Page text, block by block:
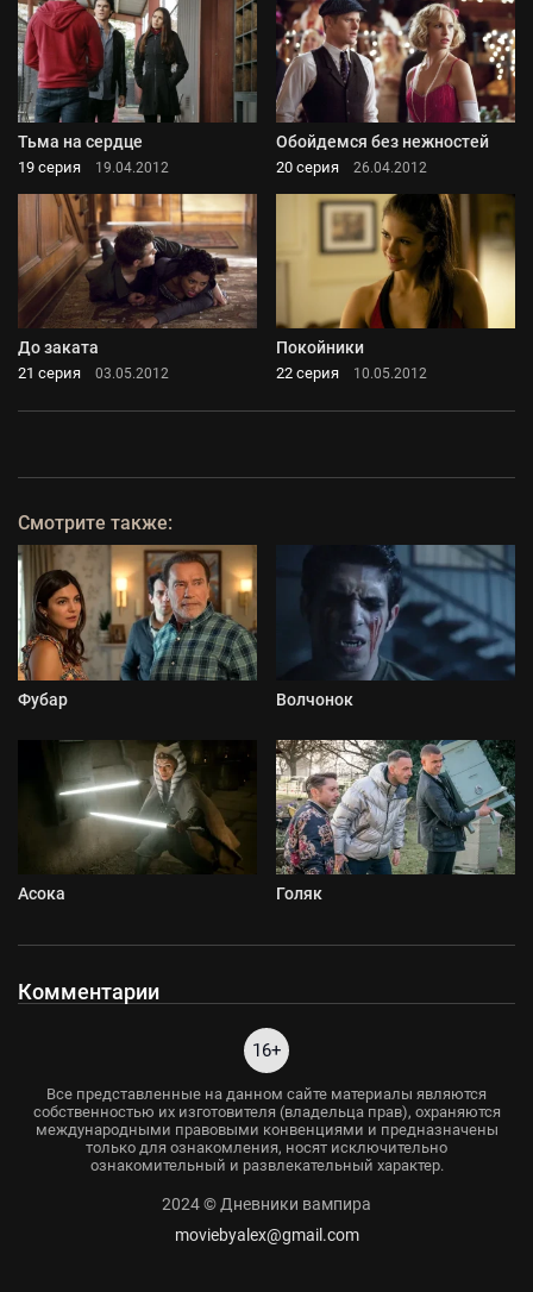
Тьма на сердце
19 серия 19.04.2012
Обойдемся без нежностей
20 серия 26.04.2012
До заката
21 серия 03.05.2012
Покойники
22 серия 10.05.2012
Смотрите также:
Фубар Волчонок
Асока Голяк
Комментарии
16+
Все представленные на данном сайте материалы являются
собственностью их изготовителя (владельца прав), охраняются
международными правовыми конвенциями и предназначены
только для ознакомления, носят исключительно
ознакомительный и развлекательный характер.
2024 © Дневники вампира
moviebyalex@gmail.com